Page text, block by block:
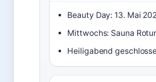
Beauty Day: 13. Mai
Mittwochs: Sauna
Heiligabend